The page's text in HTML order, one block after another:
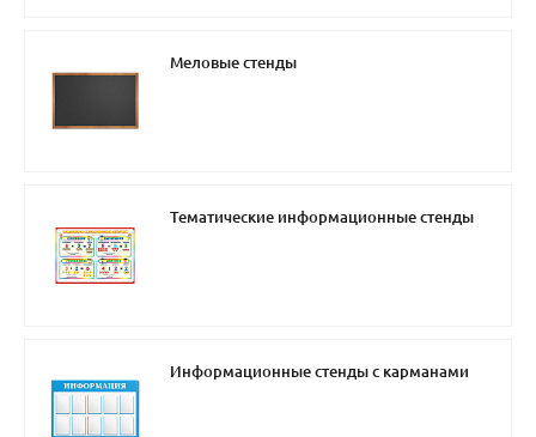
Меловые стенды
Тематические информационные стенды
Информационные стенды с карманами